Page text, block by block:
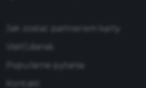
Jak zostać partnerem karty
VisitGdansk
Popularne pytania